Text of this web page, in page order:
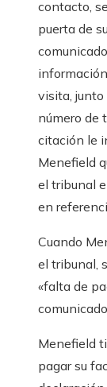
contacto,
puerta de
visita, junto
número de
citación le
Menefield
el tribunal
en
Cuando
el tribunal,
«falta de
Menefield
pagar su